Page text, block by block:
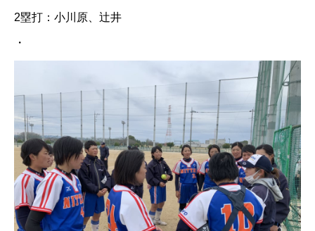
2塁打：小川原、辻井
・